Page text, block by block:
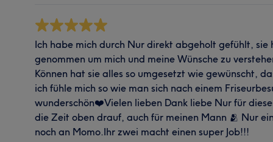
Ich habe mich durch Nur direkt abgeholt gefühlt,
genommen um mich und meine Wünsche zu
Können hat sie alles so umgesetzt wie gewünscht,
ich fühle mich so wie man sich nach einem
wunderschön❤️Vielen lieben Dank liebe Nur für
die Zeit oben drauf, auch für meinen Mann 🫂 Nur
noch an Momo.Ihr zwei macht einen super Job!!!